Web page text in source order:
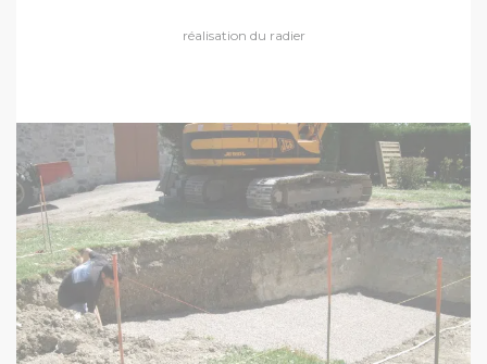
réalisation du radier